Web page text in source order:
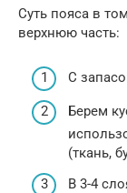
Суть пояса в
верхнюю часть:
С
Берем
(ткань,
В 3-4